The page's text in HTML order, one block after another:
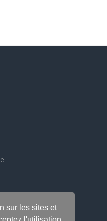
sur les sites et